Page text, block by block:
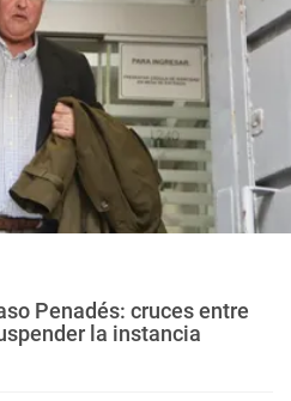
Penadés: cruces entre
la instancia